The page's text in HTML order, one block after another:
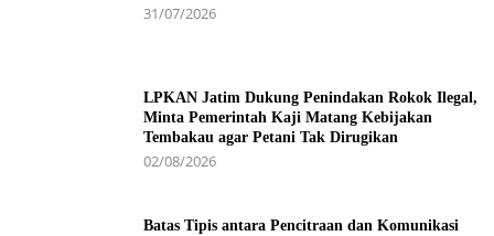
31/07/2026
LPKAN Jatim Dukung Penindakan Rokok Ilegal,
Minta Pemerintah Kaji Matang Kebijakan
Tembakau agar Petani Tak Dirugikan
02/08/2026
Batas Tipis antara Pencitraan dan Komunikasi